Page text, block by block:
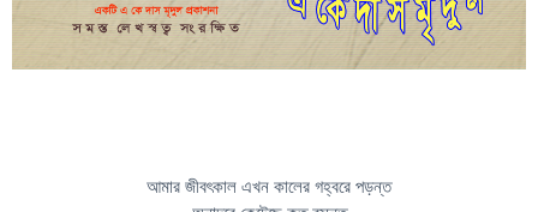
আমার জীবৎকাল এখন কালের গহ্বরে পড়ন্ত